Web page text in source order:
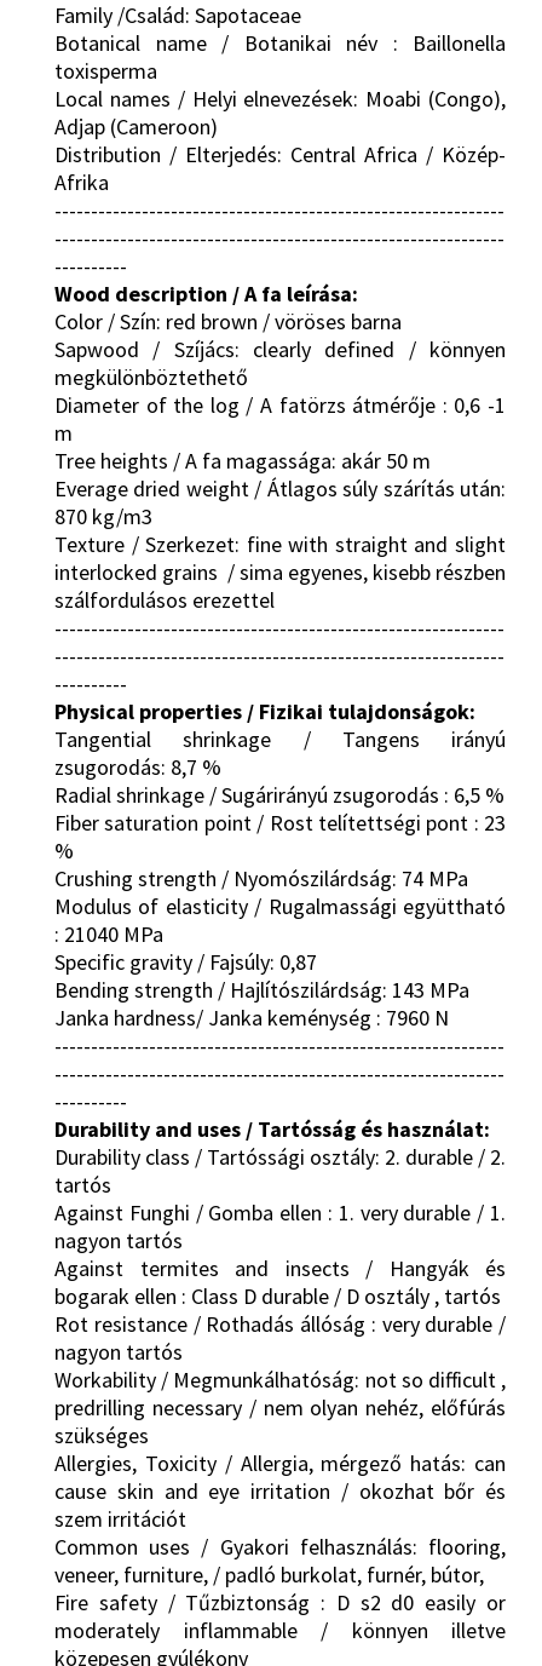
Family /Család: Sapotaceae
Botanical name / Botanikai név : Baillonella
toxisperma
Local names / Helyi elnevezések: Moabi (Congo),
Adjap (Cameroon)
Distribution / Elterjedés: Central Africa / Közép-
Afrika
--------------------------------------------------------------
--------------------------------------------------------------
----------
Wood description / A fa leírása:
Color / Szín: red brown / vöröses barna
Sapwood / Szíjács: clearly defined / könnyen
megkülönböztethető
Diameter of the log / A fatörzs átmérője : 0,6 -1
m
Tree heights / A fa magassága: akár 50 m
Everage dried weight / Átlagos súly szárítás után:
870 kg/m3
Texture / Szerkezet: fine with straight and slight
interlocked grains / sima egyenes, kisebb részben
szálfordulásos erezettel
--------------------------------------------------------------
--------------------------------------------------------------
----------
Physical properties / Fizikai tulajdonságok:
Tangential shrinkage / Tangens irányú
zsugorodás: 8,7 %
Radial shrinkage / Sugárirányú zsugorodás : 6,5 %
Fiber saturation point / Rost telítettségi pont : 23
%
Crushing strength / Nyomószilárdság: 74 MPa
Modulus of elasticity / Rugalmassági együttható
: 21040 MPa
Specific gravity / Fajsúly: 0,87
Bending strength / Hajlítószilárdság: 143 MPa
Janka hardness/ Janka keménység : 7960 N
--------------------------------------------------------------
--------------------------------------------------------------
----------
Durability and uses / Tartósság és használat:
Durability class / Tartóssági osztály: 2. durable / 2.
tartós
Against Funghi / Gomba ellen : 1. very durable / 1.
nagyon tartós
Against termites and insects / Hangyák és
bogarak ellen : Class D durable / D osztály , tartós
Rot resistance / Rothadás állóság : very durable /
nagyon tartós
Workability / Megmunkálhatóság: not so difficult ,
predrilling necessary / nem olyan nehéz, előfúrás
szükséges
Allergies, Toxicity / Allergia, mérgező hatás: can
cause skin and eye irritation / okozhat bőr és
szem irritációt
Common uses / Gyakori felhasználás: flooring,
veneer, furniture, / padló burkolat, furnér, bútor,
Fire safety / Tűzbiztonság : D s2 d0 easily or
moderately inflammable / könnyen illetve
közepesen gyúlékony